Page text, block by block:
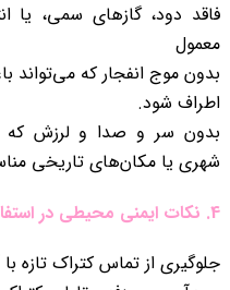
فاقد دود، گازهای سمی، یا
معمول
بدون موج انفجار که می‌تواند
اطراف شود.
بدون سر و صدا و لرزش که
شهری یا مکان‌های تاریخی
4. نکات ایمنی محیطی در استفاده
جلوگیری از تماس کتراک تازه